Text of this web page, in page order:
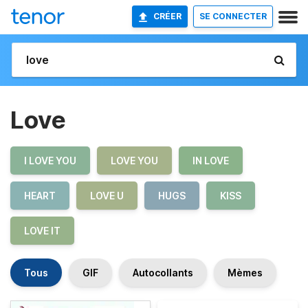
CRÉER SE CONNECTER
Love
I LOVE YOU LOVE YOU IN LOVE
HEART LOVE U HUGS KISS
LOVE IT
Tous GIF Autocollants Mèmes